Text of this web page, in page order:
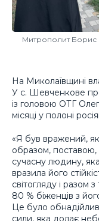
Митрополит Борис
На Миколаївщині
У с. Шевченкове
із головою ОТГ
місяці у полоні
«Я був вражений, як
образом,
сучасну людину,
вразила його
світогляду і разом
80 % біженців з
Це було
сили, яка долає